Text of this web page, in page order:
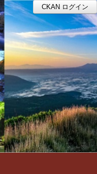
CKAN ログイン